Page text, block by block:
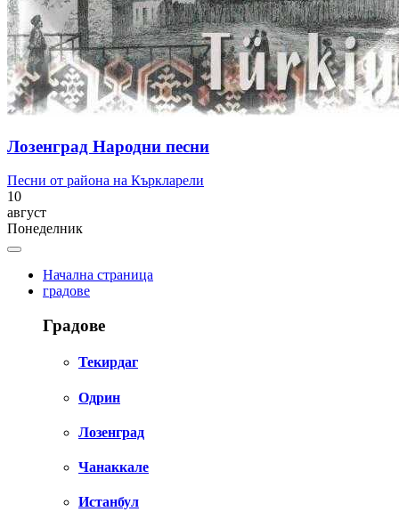
Лозенград Народни песни
Песни от района на Къркларели
10
август
Понеделник
Начална страница
градове
Градове
Текирдаг
Одрин
Лозенград
Чанаккале
Истанбул